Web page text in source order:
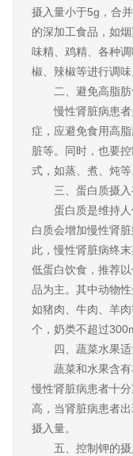
摄入量小于5g，合
的深加工食品，如
味精、鸡精、各种
椒、辣椒等进行调味
二、避免高脂
慢性肾脏病患
症，应避免食用高
脏等。同时，也要
式，如蒸、煮、炖等
三、蛋白质摄
蛋白质是维持
白质会增加慢性肾
此，慢性肾脏病终
低蛋白饮食，推荐
品为主。其中动物
如猪肉、牛肉、羊
个，奶类不超过
四、蔬菜水果
蔬菜和水果含
慢性肾脏病患者十
高，当肾脏病患者
摄入量。
五、控制钾的摄